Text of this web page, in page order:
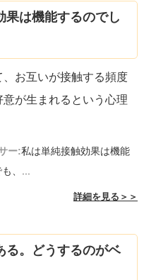
果は機能するのでし
お互いが接触する頻度
が生まれるという心理
ー:私は単純接触効果は機能
、...
詳細を見る＞＞
る。どうするのがベ